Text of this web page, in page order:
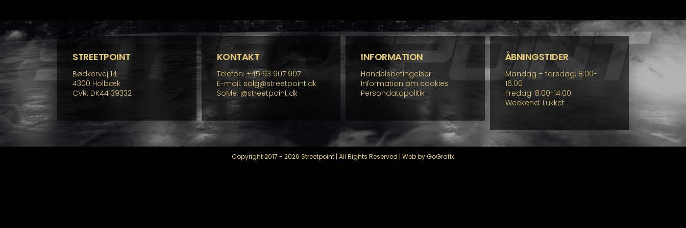
Mulighederne
kan
vælges
på
STREETPOINT
Bødkervej 14
4300 Holbæk
CVR: DK44139332
KONTAKT
Telefon: +45 93 907 907
E-mail: salg@streetpoint.dk
SoMe: @streetpoint.dk
INFORMATION
Handelsbetingelser
Information om cookies
Persondatapolitik
ÅBNINGSTIDER
Mandag – torsdag: 8.00-
16.00
Fredag: 8.00-14.00
Weekend: Lukket
Copyright 2017 - 2026 Streetpoint | All Rights Reserved | Web by GoGrafix